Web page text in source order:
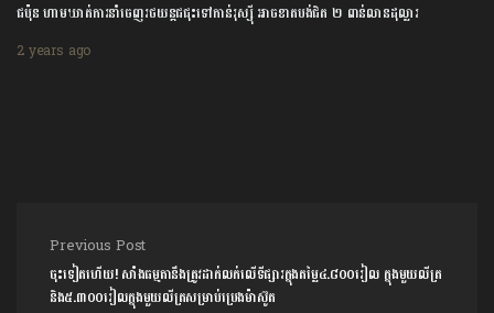
ជប៉ុន ហាមឃាត់ការនាំចេញរថយន្តជជុះទៅកាន់រុស្ស៊ី អាចខាតបង់ជិត ២ ពាន់លានដុល្លារ
2 years ago
Post navigation
Previous Post
ចុះទៀតហើយ! សាំងធម្មតានឹងត្រូវដាក់លក់លើទីផ្សារក្នុងតម្លៃ៤.៨០០រៀល ក្នុងមួយលីត្រ
និង៥.៣០០រៀលក្នុងមួយលីត្រសម្រាប់ប្រេងម៉ាស៊ូត